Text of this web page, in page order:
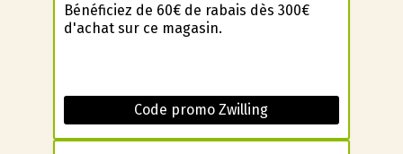
Bénéficiez de 60€ de rabais dès 300€
d'achat sur ce magasin.
Code promo Zwilling